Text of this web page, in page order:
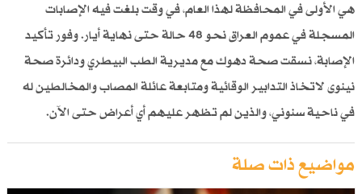
هي الأولى في المحافظة لهذا العام، في وقت بلغت فيه الإصابات
المسجلة في عموم العراق نحو 48 حالة حتى نهاية أيار. وفور تأكيد
الإصابة، نسقت صحة دهوك مع مديرية الطب البيطري ودائرة صحة
نينوى لاتخاذ التدابير الوقائية ومتابعة عائلة المصاب والمخالطين له
في ناحية سنوني، والذين لم تظهر عليهم أي أعراض حتى الآن.
مواضيع ذات صلة